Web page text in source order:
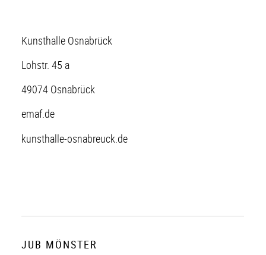
Kunsthalle Osnabrück
Lohstr. 45 a
49074 Osnabrück
emaf.de
kunsthalle-osnabreuck.de
JUB MÖNSTER